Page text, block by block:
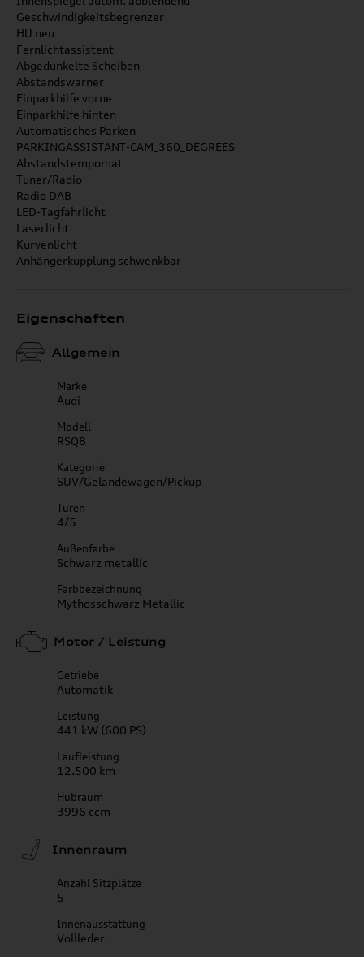
Geschwindigkeitsbegrenzer
HU neu
Fernlichtassistent
Abgedunkelte Scheiben
Abstandswarner
Einparkhilfe vorne
Einparkhilfe hinten
Automatisches Parken
PARKINGASSISTANT-CAM_360_DEGREES
Abstandstempomat
Tuner/Radio
Radio DAB
LED-Tagfahrlicht
Laserlicht
Kurvenlicht
Anhängerkupplung schwenkbar
Eigenschaften
Allgemein
Marke
Audi
Modell
RSQ8
Kategorie
SUV/Geländewagen/Pickup
Türen
4/5
Außenfarbe
Schwarz metallic
Farbbezeichnung
Mythosschwarz Metallic
Motor / Leistung
Getriebe
Automatik
Leistung
441 kW (600 PS)
Laufleistung
12.500 km
Hubraum
3996 ccm
Innenraum
Anzahl Sitzplätze
5
Innenausstattung
Vollleder